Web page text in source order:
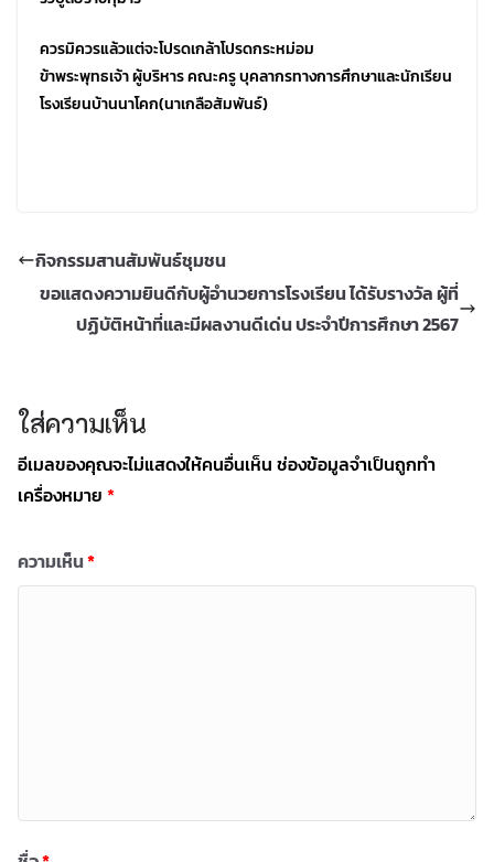
ควรมิควรแล้วแต่จะโปรดเกล้าโปรดกระหม่อม
ข้าพระพุทธเจ้า ผู้บริหาร คณะครู บุคลากรทางการศึกษาและนักเรียน
โรงเรียนบ้านนาโคก(นาเกลือสัมพันธ์)
กิจกรรมสานสัมพันธ์ชุมชน
ขอแสดงความยินดีกับผู้อำนวยการโรงเรียน ได้รับรางวัล ผู้ที่
ปฏิบัติหน้าที่และมีผลงานดีเด่น ประจำปีการศึกษา 2567
ใส่ความเห็น
อีเมลของคุณจะไม่แสดงให้คนอื่นเห็น ช่องข้อมูลจำเป็นถูกทำ
เครื่องหมาย *
ความเห็น*